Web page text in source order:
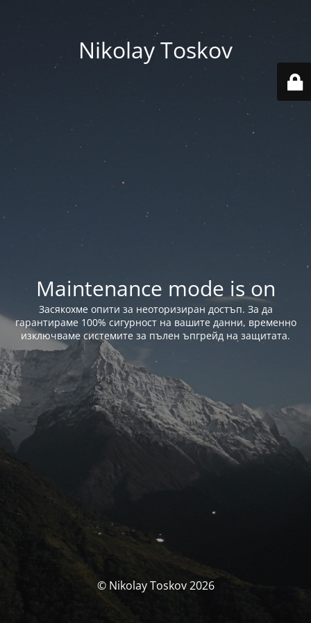
Nikolay Toskov
Maintenance mode is on
Засякохме опити за неоторизиран достъп. За да
гарантираме 100% сигурност на вашите данни, временно
изключваме системите за пълен ъпгрейд на защитата.
© Nikolay Toskov 2026